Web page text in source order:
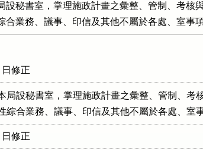
設秘書室，掌理施政計畫之彙整、管制、考核
合業務、議事、印信及其他不屬於各處、室事項
日修正
局設秘書室，掌理施政計畫之彙整、管制、考
綜合業務、議事、印信及其他不屬於各處、室事
日修正